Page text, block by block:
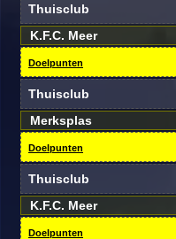
Thuisclub
K.F.C. Meer
Doelpunten
Thuisclub
Merksplas
Doelpunten
Thuisclub
K.F.C. Meer
Doelpunten